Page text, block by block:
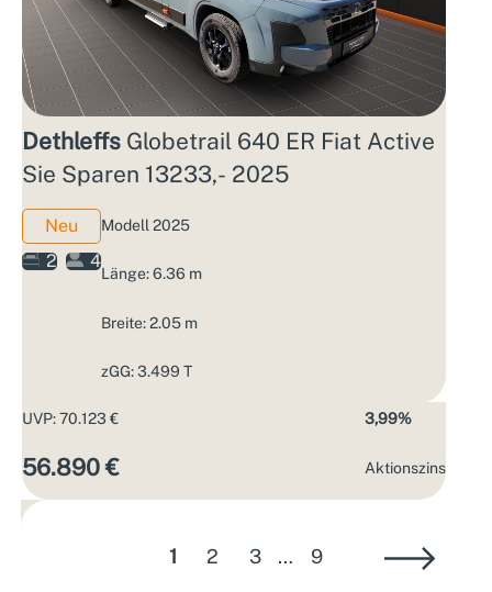
Dethleffs Globetrail 640 ER Fiat Active
Sie Sparen 13233,- 2025
Neu
2
4
Modell 2025
Länge: 6.36 m
Breite: 2.05 m
zGG: 3.499 T
UVP: 70.123 €
56.890 €
3,99%
Aktions­zins
1 2 3 … 9